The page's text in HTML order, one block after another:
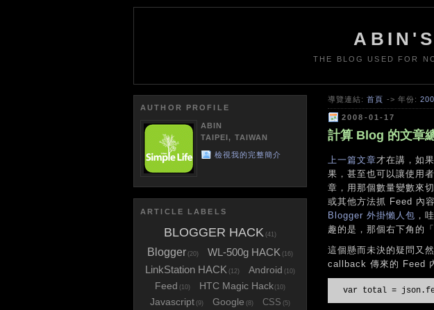
THE BLOG USED FOR
導覽連結:首頁 -> 年份:
2008-01-17
計算 Blog 的文章
上一篇文章才在講，如
果，甚至也可以讓使用
章，用那個數量變數來
或其他方法抓 Feed 內
Blogger 外掛懶人包 ，
趣的是，那個右下角的
這個懸而未決的疑問又
callback 傳來的 Feed
var total =
AUTHOR PROFILE
ABIN
TAIPEI, TAIWAN
檢視我的完整簡介
ARTICLE LABELS
BLOGGER HACK (41)
Blogger (20) WL-500g HACK (16)
LinkStation HACK (12) Android (10)
Feed (10) HTC Magic Hack(10)
Javascript (9) Google (8) CSS (5)